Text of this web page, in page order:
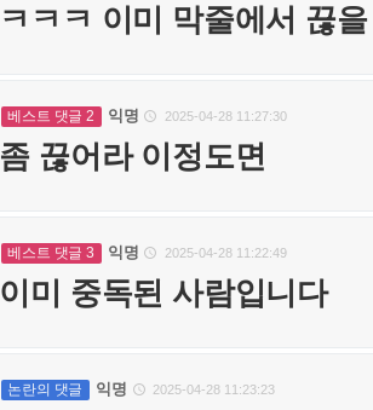
ㅋㅋㅋ 이미 막줄에서 끊
베스트 댓글 2 익명  2025-04-28 11:27:30
좀 끊어라 이정도면
베스트 댓글 3 익명  2025-04-28 11:22:49
이미 중독된 사람입니다
논란의 댓글 익명  2025-04-28 11:23:23